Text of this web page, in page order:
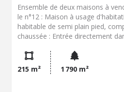
Ensemble de deux maisons à
le n°12 : Maison à usage
habitable de semi plain pied,
chaussée : Entrée directement
bains (douche et baignoire), WC,
chambre/bureau, 1 chambre, Au
(7,50m²), couloir, 2 autres
Caves, Garage (2 emplacements
215 m² 1 790 m²